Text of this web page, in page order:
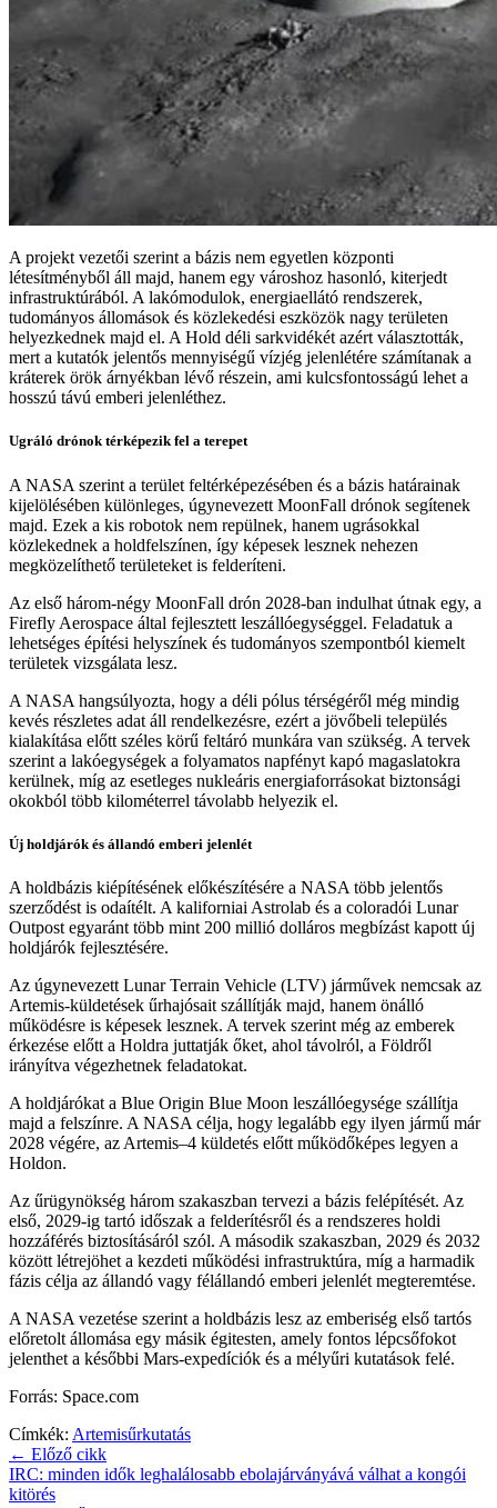
A projekt vezetői szerint a bázis nem egyetlen központi
létesítményből áll majd, hanem egy városhoz hasonló, kiterjedt
infrastruktúrából. A lakómodulok, energiaellátó rendszerek,
tudományos állomások és közlekedési eszközök nagy területen
helyezkednek majd el. A Hold déli sarkvidékét azért választották,
mert a kutatók jelentős mennyiségű vízjég jelenlétére számítanak a
kráterek örök árnyékban lévő részein, ami kulcsfontosságú lehet a
hosszú távú emberi jelenléthez.
Ugráló drónok térképezik fel a terepet
A NASA szerint a terület feltérképezésében és a bázis határainak
kijelölésében különleges, úgynevezett MoonFall drónok segítenek
majd. Ezek a kis robotok nem repülnek, hanem ugrásokkal
közlekednek a holdfelszínen, így képesek lesznek nehezen
megközelíthető területeket is felderíteni.
Az első három-négy MoonFall drón 2028-ban indulhat útnak egy, a
Firefly Aerospace által fejlesztett leszállóegységgel. Feladatuk a
lehetséges építési helyszínek és tudományos szempontból kiemelt
területek vizsgálata lesz.
A NASA hangsúlyozta, hogy a déli pólus térségéről még mindig
kevés részletes adat áll rendelkezésre, ezért a jövőbeli település
kialakítása előtt széles körű feltáró munkára van szükség. A tervek
szerint a lakóegységek a folyamatos napfényt kapó magaslatokra
kerülnek, míg az esetleges nukleáris energiaforrásokat biztonsági
okokból több kilométerrel távolabb helyezik el.
Új holdjárók és állandó emberi jelenlét
A holdbázis kiépítésének előkészítésére a NASA több jelentős
szerződést is odaítélt. A kaliforniai Astrolab és a coloradói Lunar
Outpost egyaránt több mint 200 millió dolláros megbízást kapott új
holdjárók fejlesztésére.
Az úgynevezett Lunar Terrain Vehicle (LTV) járművek nemcsak az
Artemis-küldetések űrhajósait szállítják majd, hanem önálló
működésre is képesek lesznek. A tervek szerint még az emberek
érkezése előtt a Holdra juttatják őket, ahol távolról, a Földről
irányítva végezhetnek feladatokat.
A holdjárókat a Blue Origin Blue Moon leszállóegysége szállítja
majd a felszínre. A NASA célja, hogy legalább egy ilyen jármű már
2028 végére, az Artemis–4 küldetés előtt működőképes legyen a
Holdon.
Az űrügynökség három szakaszban tervezi a bázis felépítését. Az
első, 2029-ig tartó időszak a felderítésről és a rendszeres holdi
hozzáférés biztosításáról szól. A második szakaszban, 2029 és 2032
között létrejöhet a kezdeti működési infrastruktúra, míg a harmadik
fázis célja az állandó vagy félállandó emberi jelenlét megteremtése.
A NASA vezetése szerint a holdbázis lesz az emberiség első tartós
előretolt állomása egy másik égitesten, amely fontos lépcsőfokot
jelenthet a későbbi Mars-expedíciók és a mélyűri kutatások felé.
Forrás: Space.com
Címkék: Artemisűrkutatás
← Előző cikk
IRC: minden idők leghalálosabb ebolajárványává válhat a kongói
kitörés